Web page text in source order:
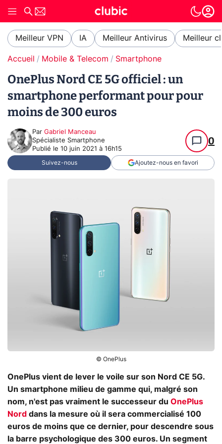
Meilleur VPN IA Meilleur Antivirus Meilleur
Accueil Mobile & Telecom Smartphone
OnePlus Nord CE 5G officiel : un
smartphone performant pour pour
moins de 300 euros
Par Gabriel Manceau
Spécialiste Smartphone
Publié le 10 juin 2021 à 16h15
0
Suivez-nous Ajoutez-nous en favori
© OnePlus
OnePlus vient de lever le voile sur son Nord CE 5G.
Un smartphone milieu de gamme qui, malgré son
nom, n'est pas vraiment le successeur du OnePlus
Nord dans la mesure où il sera commercialisé 100
euros de moins que ce dernier, pour descendre sous
la barre psychologique des 300 euros. Un segment